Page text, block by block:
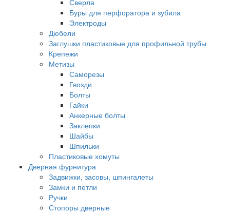
Сверла
Буры для перфоратора и зубила
Электроды
Дюбели
Заглушки пластиковые для профильной трубы
Крепежи
Метизы
Саморезы
Гвозди
Болты
Гайки
Анкерные болты
Заклепки
Шайбы
Шпильки
Пластиковые хомуты
Дверная фурнитура
Задвижки, засовы, шпингалеты
Замки и петли
Ручки
Стопоры дверные